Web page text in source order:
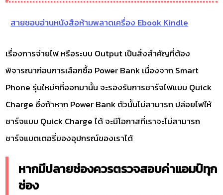
สายชอบอ่านหนังสือห้ามพลาดเครื่อง Ebook Kindle
เรื่องการจ่ายไฟ หรือระบบ Output เป็นสิ่งสำคัญที่ต้อง
พิจารณาก่อนการเลือกซื้อ Power Bank เนื่องจาก Smart
Phone รุ่นใหม่ๆที่ออกมานั้น จะรองรับการชาร์จไฟแบบ Quick
Charge ซึ่งถ้าหาก Power Bank ตัวนั้นไม่สามารถ ปล่อยไฟให้
ชาร์จแบบ Quick Charge ได้ จะมีโอกาสที่เราจะไม่สามารถ
ชาร์จแบตเตอรี่ของอุปกรณ์ของเราได้
หากมีปลายช่องควรตรวจสอบค่าแอมป์ทุก
ช่อง